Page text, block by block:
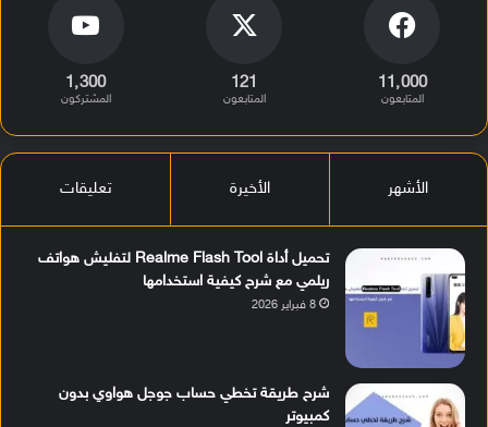
11٬000
المتابعون
121
المتابعون
1٬300
المشتركون
الأشهر الأخيرة تعليقات
تحميل أداة Realme Flash Tool لتفليش هواتف
ريلمي مع شرح كيفية استخدامها
8 فبراير 2026
شرح طريقة تخطي حساب جوجل هواوي بدون
كمبيوتر